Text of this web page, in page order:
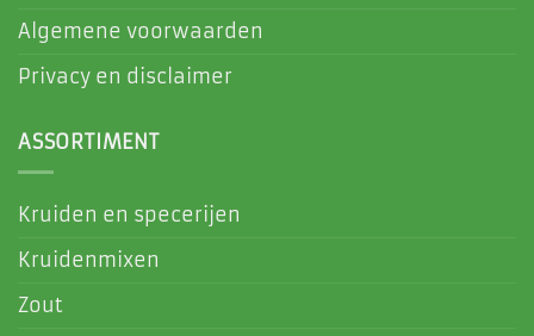
Algemene voorwaarden
Privacy en disclaimer
ASSORTIMENT
Kruiden en specerijen
Kruidenmixen
Zout